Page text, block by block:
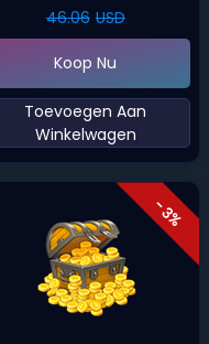
46.06 USD
Koop Nu
‌Toevoegen Aan
Winkelwagen‌
- 3%